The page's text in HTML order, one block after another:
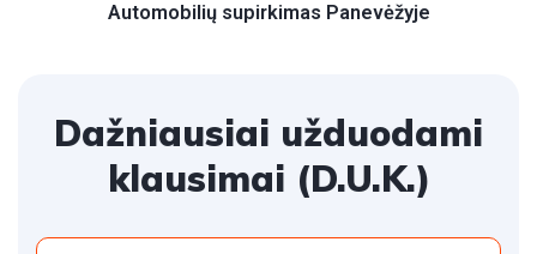
Automobilių supirkimas Panevėžyje
Dažniausiai užduodami
klausimai (D.U.K.)